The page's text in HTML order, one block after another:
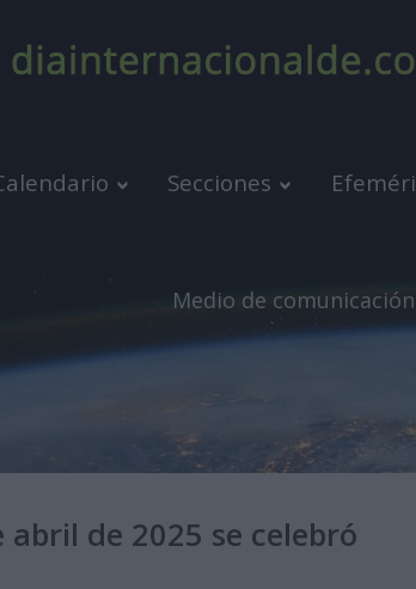
Secciones
Medio de
abril de 2025 se celebró